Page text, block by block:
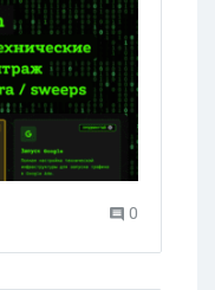
на
клоаку
Фейсбук
собрать
любую
То, что
Fast
0